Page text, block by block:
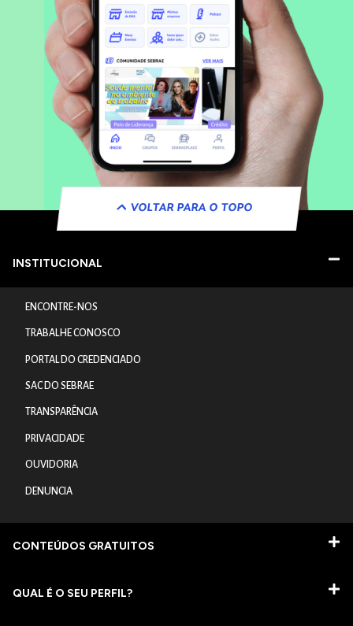
VOLTAR PARA O TOPO
INSTITUCIONAL
ENCONTRE-NOS
TRABALHE CONOSCO
PORTAL DO CREDENCIADO
SAC DO SEBRAE
TRANSPARÊNCIA
PRIVACIDADE
OUVIDORIA
DENUNCIA
CONTEÚDOS GRATUITOS
QUAL É O SEU PERFIL?